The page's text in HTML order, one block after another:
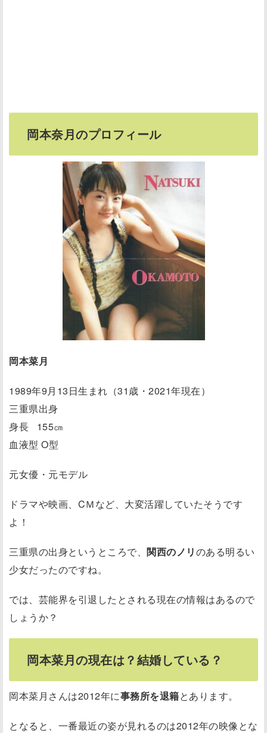
岡本奈月のプロフィール
岡本菜月
1989年9月13日生まれ（31歳・2021年現在）
三重県出身
身長 155㎝
血液型 O型
元女優・元モデル
ドラマや映画、CＭなど、大変活躍していたそうです
よ！
三重県の出身というところで、 関西のノリのある明るい
少女だったのですね。
では、芸能界を引退したとされる現在の情報はあるので
しょうか？
岡本菜月の現在は？結婚している？
岡本菜月さんは2012年に事務所を退籍とあります。
となると、一番最近の姿が見れるのは2012年の映像とな